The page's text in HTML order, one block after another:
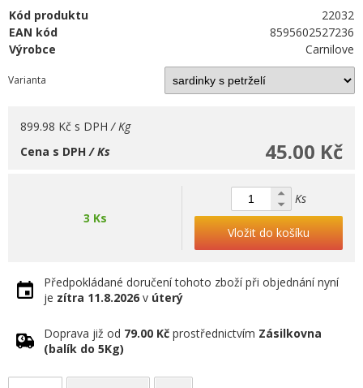
Kód produktu
22032
EAN kód
8595602527236
Výrobce
Carnilove
Varianta
899.98 Kč s DPH / Kg
45.00 Kč
Cena s DPH/ Ks
3 Ks
Ks
Vložit do košíku
Předpokládané doručení tohoto zboží při objednání nyní
je zítra 11.8.2026 v úterý
Doprava již od 79.00 Kč prostřednictvím Zásilkovna
(balík do 5Kg)